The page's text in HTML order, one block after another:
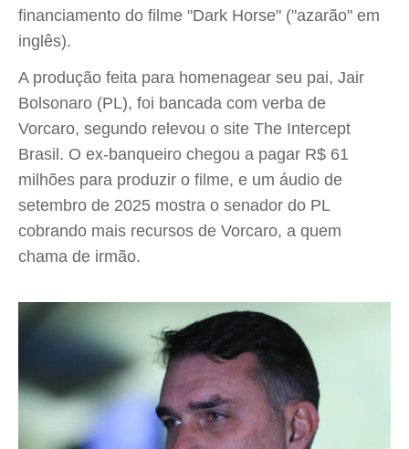
financiamento do filme "Dark Horse" ("azarão" em
inglês).
A produção feita para homenagear seu pai, Jair
Bolsonaro (PL), foi bancada com verba de
Vorcaro, segundo relevou o site The Intercept
Brasil. O ex-banqueiro chegou a pagar R$ 61
milhões para produzir o filme, e um áudio de
setembro de 2025 mostra o senador do PL
cobrando mais recursos de Vorcaro, a quem
chama de irmão.